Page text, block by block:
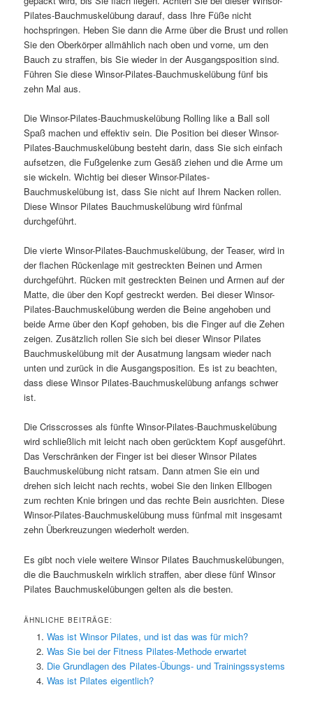
Pilates-Bauchmuskelübung darauf, dass Ihre Füße nicht
hochspringen. Heben Sie dann die Arme über die Brust und rollen
Sie den Oberkörper allmählich nach oben und vorne, um den
Bauch zu straffen, bis Sie wieder in der Ausgangsposition sind.
Führen Sie diese Winsor-Pilates-Bauchmuskelübung fünf bis
zehn Mal aus.
Die Winsor-Pilates-Bauchmuskelübung Rolling like a Ball soll
Spaß machen und effektiv sein. Die Position bei dieser Winsor-
Pilates-Bauchmuskelübung besteht darin, dass Sie sich einfach
aufsetzen, die Fußgelenke zum Gesäß ziehen und die Arme um
sie wickeln. Wichtig bei dieser Winsor-Pilates-
Bauchmuskelübung ist, dass Sie nicht auf Ihrem Nacken rollen.
Diese Winsor Pilates Bauchmuskelübung wird fünfmal
durchgeführt.
Die vierte Winsor-Pilates-Bauchmuskelübung, der Teaser, wird in
der flachen Rückenlage mit gestreckten Beinen und Armen
durchgeführt. Rücken mit gestreckten Beinen und Armen auf der
Matte, die über den Kopf gestreckt werden. Bei dieser Winsor-
Pilates-Bauchmuskelübung werden die Beine angehoben und
beide Arme über den Kopf gehoben, bis die Finger auf die Zehen
zeigen. Zusätzlich rollen Sie sich bei dieser Winsor Pilates
Bauchmuskelübung mit der Ausatmung langsam wieder nach
unten und zurück in die Ausgangsposition. Es ist zu beachten,
dass diese Winsor Pilates-Bauchmuskelübung anfangs schwer
ist.
Die Crisscrosses als fünfte Winsor-Pilates-Bauchmuskelübung
wird schließlich mit leicht nach oben gerücktem Kopf ausgeführt.
Das Verschränken der Finger ist bei dieser Winsor Pilates
Bauchmuskelübung nicht ratsam. Dann atmen Sie ein und
drehen sich leicht nach rechts, wobei Sie den linken Ellbogen
zum rechten Knie bringen und das rechte Bein ausrichten. Diese
Winsor-Pilates-Bauchmuskelübung muss fünfmal mit insgesamt
zehn Überkreuzungen wiederholt werden.
Es gibt noch viele weitere Winsor Pilates Bauchmuskelübungen,
die die Bauchmuskeln wirklich straffen, aber diese fünf Winsor
Pilates Bauchmuskelübungen gelten als die besten.
ÄHNLICHE BEITRÄGE:
Was ist Winsor Pilates, und ist das was für mich?
Was Sie bei der Fitness Pilates-Methode erwartet
Die Grundlagen des Pilates-Übungs- und Trainingssystems
Was ist Pilates eigentlich?